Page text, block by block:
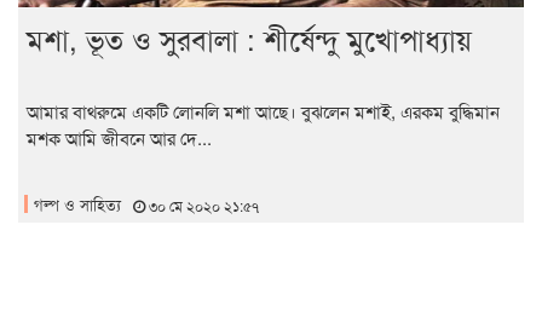
মশা, ভূত ও সুরবালা : শীর্ষেন্দু মুখোপাধ্যায়
আমার বাথরুমে একটি লোনলি মশা আছে। বুঝলেন মশাই, এরকম বুদ্ধিমান
মশক আমি জীবনে আর দে...
গল্প ও সাহিত্য ৩০ মে ২০২০ ২১:৫৭